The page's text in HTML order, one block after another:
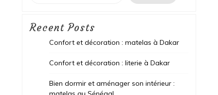
Recent Posts
Confort et décoration : matelas à Dakar
Confort et décoration : literie à Dakar
Bien dormir et aménager son intérieur :